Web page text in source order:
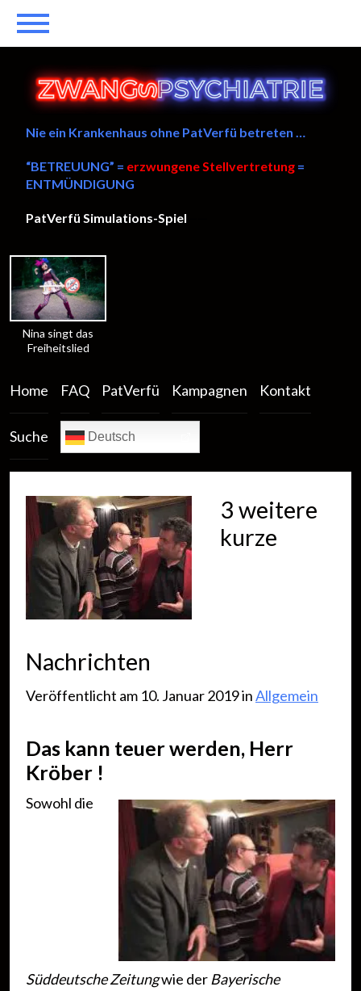
Nina singt das
Freiheitslied
Nie ein Krankenhaus ohne PatVerfü betreten …
“BETREUUNG” = erzwungene Stellvertretung =
ENTMÜNDIGUNG
PatVerfü Simulations-Spiel
Home FAQ PatVerfü Kampagnen Kontakt
Suche Deutsch
3 weitere
kurze
Nachrichten
Veröffentlicht am 10. Januar 2019 inAllgemein
Das kann teuer werden, Herr
Kröber !
Sowohl die
Süddeutsche Zeitungwie derBayerische